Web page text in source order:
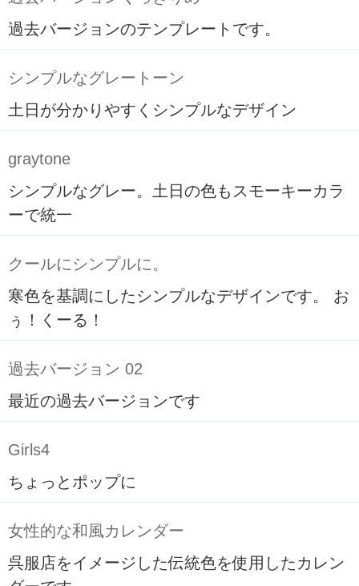
過去バージョンのテンプレートです。
シンプルなグレートーン
土日が分かりやすくシンプルなデザイン
graytone
シンプルなグレー。土日の色もスモーキーカラ
ーで統一
クールにシンプルに。
寒色を基調にしたシンプルなデザインです。 お
ぅ！くーる！
過去バージョン 02
最近の過去バージョンです
Girls4
ちょっとポップに
女性的な和風カレンダー
呉服店をイメージした伝統色を使用したカレン